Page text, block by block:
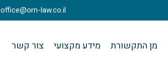
office@orn-law.co.il
מן התקשורת מידע מקצועי צור קשר